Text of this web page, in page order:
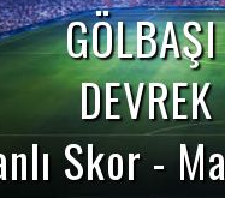
Skor -